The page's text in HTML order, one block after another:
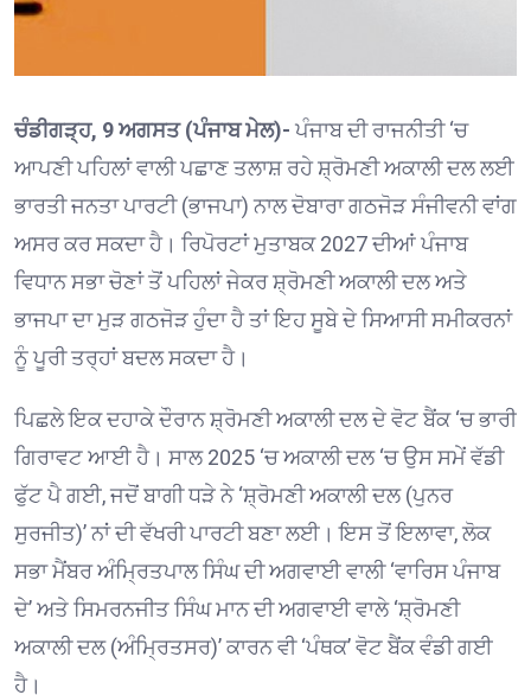
ਚੰਡੀਗੜ੍ਹ, 9 ਅਗਸਤ (ਪੰਜਾਬ ਮੇਲ)- ਪੰਜਾਬ ਦੀ ਰਾਜਨੀਤੀ ‘ਚ
ਆਪਣੀ ਪਹਿਲਾਂ ਵਾਲੀ ਪਛਾਣ ਤਲਾਸ਼ ਰਹੇ ਸ਼੍ਰੋਮਣੀ ਅਕਾਲੀ ਦਲ ਲਈ
ਭਾਰਤੀ ਜਨਤਾ ਪਾਰਟੀ (ਭਾਜਪਾ) ਨਾਲ ਦੋਬਾਰਾ ਗਠਜੋੜ ਸੰਜੀਵਨੀ ਵਾਂਗ
ਅਸਰ ਕਰ ਸਕਦਾ ਹੈ। ਰਿਪੋਰਟਾਂ ਮੁਤਾਬਕ 2027 ਦੀਆਂ ਪੰਜਾਬ
ਵਿਧਾਨ ਸਭਾ ਚੋਣਾਂ ਤੋਂ ਪਹਿਲਾਂ ਜੇਕਰ ਸ਼੍ਰੋਮਣੀ ਅਕਾਲੀ ਦਲ ਅਤੇ
ਭਾਜਪਾ ਦਾ ਮੁੜ ਗਠਜੋੜ ਹੁੰਦਾ ਹੈ ਤਾਂ ਇਹ ਸੂਬੇ ਦੇ ਸਿਆਸੀ ਸਮੀਕਰਨਾਂ
ਨੂੰ ਪੂਰੀ ਤਰ੍ਹਾਂ ਬਦਲ ਸਕਦਾ ਹੈ।
ਪਿਛਲੇ ਇਕ ਦਹਾਕੇ ਦੌਰਾਨ ਸ਼੍ਰੋਮਣੀ ਅਕਾਲੀ ਦਲ ਦੇ ਵੋਟ ਬੈਂਕ ‘ਚ ਭਾਰੀ
ਗਿਰਾਵਟ ਆਈ ਹੈ। ਸਾਲ 2025 ‘ਚ ਅਕਾਲੀ ਦਲ ‘ਚ ਉਸ ਸਮੇਂ ਵੱਡੀ
ਫੁੱਟ ਪੈ ਗਈ, ਜਦੋਂ ਬਾਗੀ ਧੜੇ ਨੇ ‘ਸ਼੍ਰੋਮਣੀ ਅਕਾਲੀ ਦਲ (ਪੁਨਰ
ਸੁਰਜੀਤ)’ ਨਾਂ ਦੀ ਵੱਖਰੀ ਪਾਰਟੀ ਬਣਾ ਲਈ। ਇਸ ਤੋਂ ਇਲਾਵਾ, ਲੋਕ
ਸਭਾ ਮੈਂਬਰ ਅੰਮ੍ਰਿਤਪਾਲ ਸਿੰਘ ਦੀ ਅਗਵਾਈ ਵਾਲੀ ‘ਵਾਰਿਸ ਪੰਜਾਬ
ਦੇ’ ਅਤੇ ਸਿਮਰਨਜੀਤ ਸਿੰਘ ਮਾਨ ਦੀ ਅਗਵਾਈ ਵਾਲੇ ‘ਸ਼੍ਰੋਮਣੀ
ਅਕਾਲੀ ਦਲ (ਅੰਮ੍ਰਿਤਸਰ)’ ਕਾਰਨ ਵੀ ‘ਪੰਥਕ’ ਵੋਟ ਬੈਂਕ ਵੰਡੀ ਗਈ
ਹੈ।